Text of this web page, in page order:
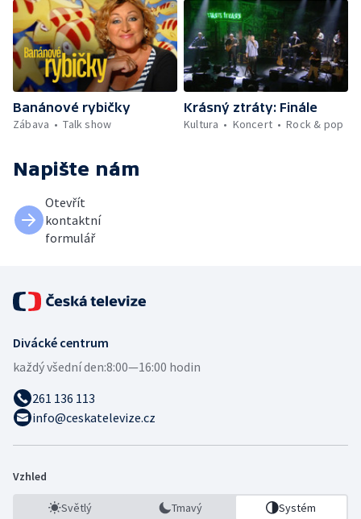
Banánové rybičky
Zábava
Talk show
Krásný ztráty: Finále
Kultura
Koncert Rock & pop
Napište nám
Otevřít
kontaktní
formulář
Divácké centrum
každý všední den:8:00—16:00 hodin
261 136 113
info@ceskatelevize.cz
Vzhled
Světlý Tmavý Systém